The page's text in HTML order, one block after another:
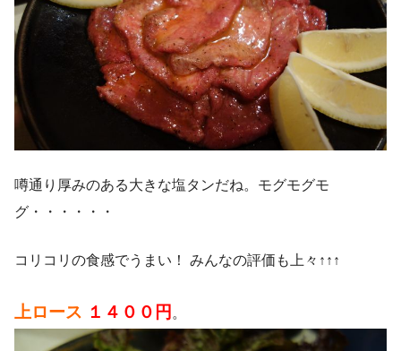
噂通り厚みのある大きな塩タンだね。モグモグモ
グ・・・・・・
コリコリの食感でうまい！ みんなの評価も上々↑↑↑
上ロース １４００円 。